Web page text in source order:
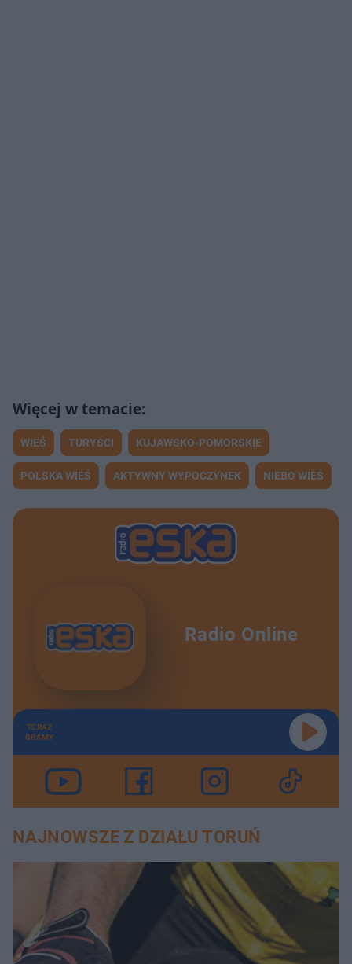
WIEŚ TURYŚCI KUJAWSKO-POMORSKIE
POLSKA WIEŚ AKTYWNY WYPOCZYNEK NIEBO WIEŚ
Radio Online
TERAZ
GRAMY
NAJNOWSZE Z DZIAŁU TORUŃ